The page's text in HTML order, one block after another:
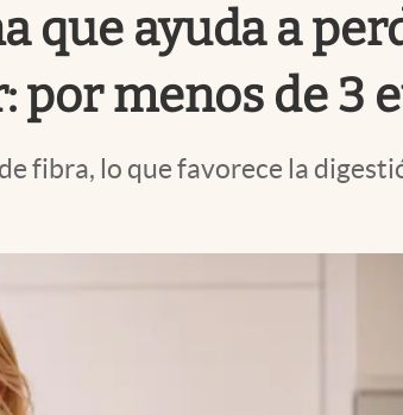
que ayuda a
por menos de 3
fibra, lo que favorece la